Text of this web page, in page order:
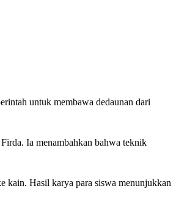
untuk membawa dedaunan dari
Ia menambahkan bahwa teknik
kain. Hasil karya para siswa menunjukkan